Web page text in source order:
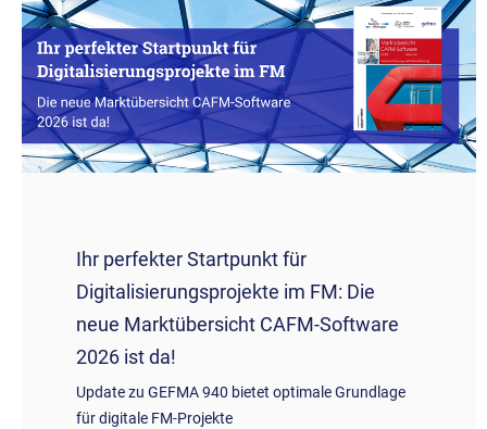
Ihr perfekter Startpunkt für
Digitalisierungsprojekte im FM: Die
neue Marktübersicht CAFM-Software
2026 ist da!
Update zu GEFMA 940 bietet optimale Grundlage
für digitale FM-Projekte